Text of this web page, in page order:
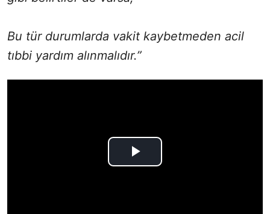
Bu tür durumlarda vakit kaybetmeden acil
tıbbi yardım alınmalıdır.”